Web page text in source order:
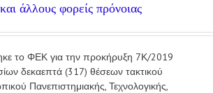
άλλους φορείς πρόνοιας
το ΦΕΚ για την προκήρυξη 7Κ/2019
δεκαεπτά (317) θέσεων τακτικού
Πανεπιστημιακής, Τεχνολογικής,